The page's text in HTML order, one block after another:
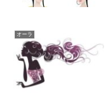
オーラ